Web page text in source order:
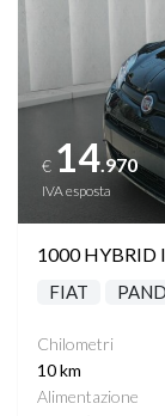
€ 14 .970
IVA esposta
1000 HYBRID
FIAT
Chilometri
10 km
Alimentazione